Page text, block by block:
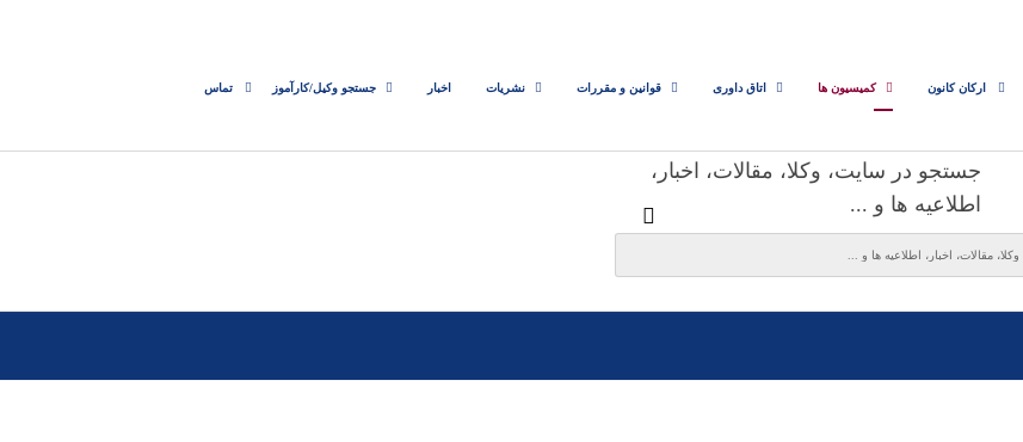
ارکان کانون کمیسیون ها اتاق داوری قوانین و مقررات نشریات اخبار جستجو وکیل/کارآموز تماس
جستجو در سایت، وکلا، مقالات، اخبار،
اطلاعیه ها و ...